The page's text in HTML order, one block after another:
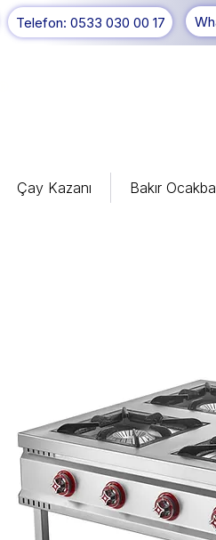
Telefon: 0533 030 00 17
Çay Kazanı Bakır